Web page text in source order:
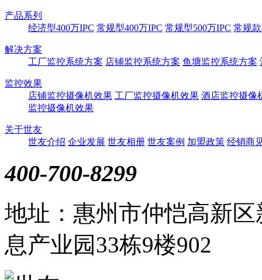
产品系列
经济型400万IPC 常规型400万IPC 常规型500万IPC 常规
解决方案
工厂监控系统方案 店铺监控系统方案 鱼塘监控系统方案
监控效果
店铺监控摄像机效果 工厂监控摄像机效果 酒店监控摄像
监控摄像机效果
关于世友
世友介绍 企业发展 世友相册 世友案例 加盟政策 经销商
400-700-8299
地址：惠州市仲恺高新
息产业园33栋9楼902